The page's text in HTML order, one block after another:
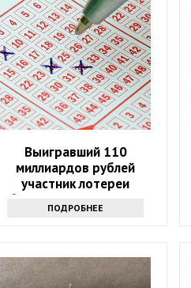
Выигравший 110
миллиардов рублей
участник лотереи
объявился через девять
месяцев
ПОДРОБНЕЕ